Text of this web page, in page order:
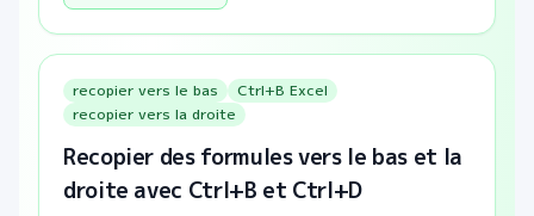
recopier vers le bas
Ctrl+B Excel
recopier vers la droite
Recopier des formules vers le bas et la
droite avec Ctrl+B et Ctrl+D